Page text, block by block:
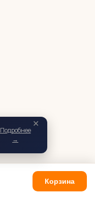
✕
Подробнее
→
Корзина